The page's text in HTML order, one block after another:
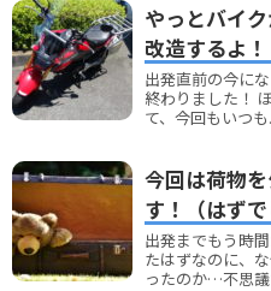
やっとバイ
改造するよ！
出発直前の今に
終わりました！
て、今回もいつも
今回は荷物
す！（はずで
出発までもう時
たはずなのに、
ったのか…不思議